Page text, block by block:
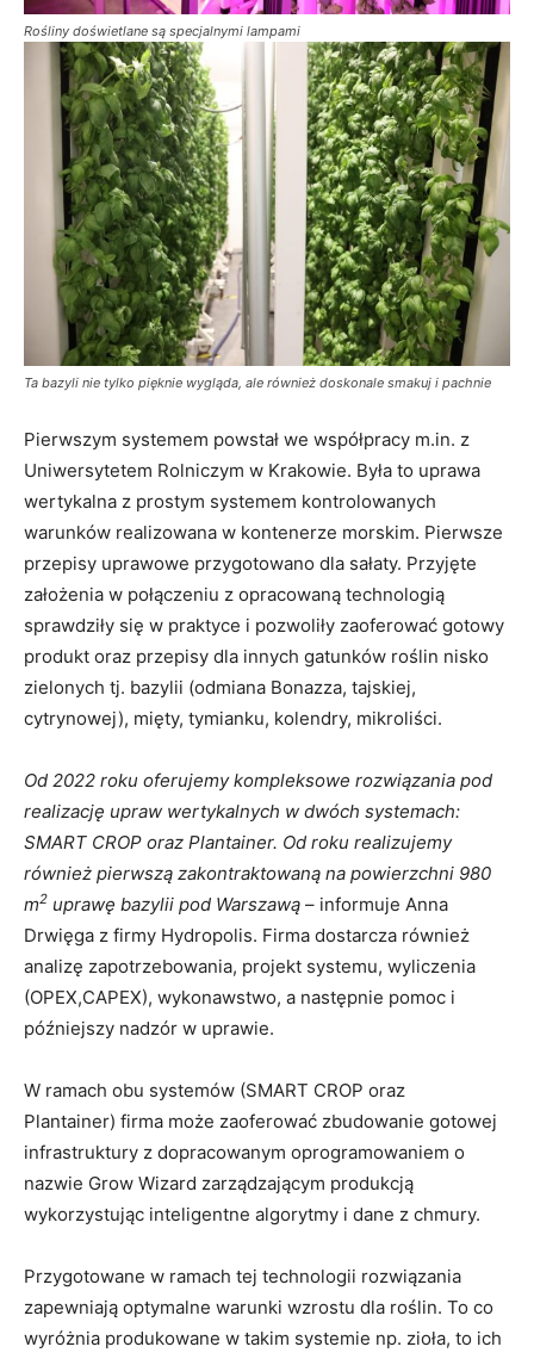
Rośliny doświetlane są specjalnymi lampami
Ta bazyli nie tylko pięknie wygląda, ale również doskonale smakuj i pachnie
Pierwszym systemem powstał we współpracy m.in. z
Uniwersytetem Rolniczym w Krakowie. Była to uprawa
wertykalna z prostym systemem kontrolowanych
warunków realizowana w kontenerze morskim. Pierwsze
przepisy uprawowe przygotowano dla sałaty. Przyjęte
założenia w połączeniu z opracowaną technologią
sprawdziły się w praktyce i pozwoliły zaoferować gotowy
produkt oraz przepisy dla innych gatunków roślin nisko
zielonych tj. bazylii (odmiana Bonazza, tajskiej,
cytrynowej), mięty, tymianku, kolendry, mikroliści.
Od 2022 roku oferujemy kompleksowe rozwiązania pod
realizację upraw wertykalnych w dwóch systemach:
SMART CROP oraz Plantainer. Od roku realizujemy
również pierwszą zakontraktowaną na powierzchni 980
m2 uprawę bazylii pod Warszawą – informuje Anna
Drwięga z firmy Hydropolis. Firma dostarcza również
analizę zapotrzebowania, projekt systemu, wyliczenia
(OPEX,CAPEX), wykonawstwo, a następnie pomoc i
późniejszy nadzór w uprawie.
W ramach obu systemów (SMART CROP oraz
Plantainer) firma może zaoferować zbudowanie gotowej
infrastruktury z dopracowanym oprogramowaniem o
nazwie Grow Wizard zarządzającym produkcją
wykorzystując inteligentne algorytmy i dane z chmury.
Przygotowane w ramach tej technologii rozwiązania
zapewniają optymalne warunki wzrostu dla roślin. To co
wyróżnia produkowane w takim systemie np. zioła, to ich